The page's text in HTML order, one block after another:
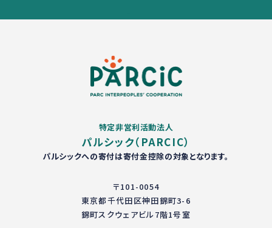
特定非営利活動法人
パルシック（PARCIC）
パルシックへの寄付は寄付金控除の対象となります。
〒101-0054
東京都千代田区神田錦町3-6
錦町スクウェアビル7階1号室